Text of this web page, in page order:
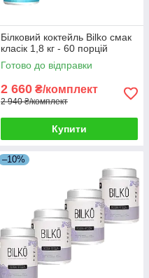
Білковий коктейль Bilko смак
класік 1,8 кг - 60 порцій
Готово до відправки
2 660 ₴/комплект
2 940 ₴/комплект
Купити
–10%